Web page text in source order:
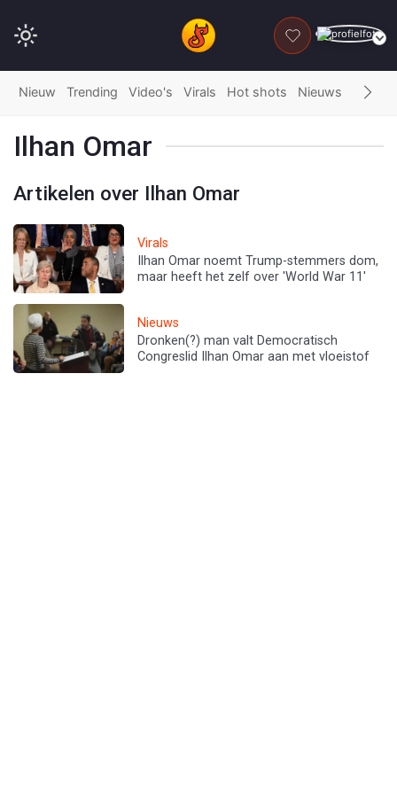
DONEER
Nieuw Trending Video's Virals Hot shots Nieuws Fails
Ilhan Omar
Artikelen over Ilhan Omar
Virals
Ilhan Omar noemt Trump-stemmers dom,
maar heeft het zelf over 'World War 11'
Nieuws
Dronken(?) man valt Democratisch
Congreslid Ilhan Omar aan met vloeistof